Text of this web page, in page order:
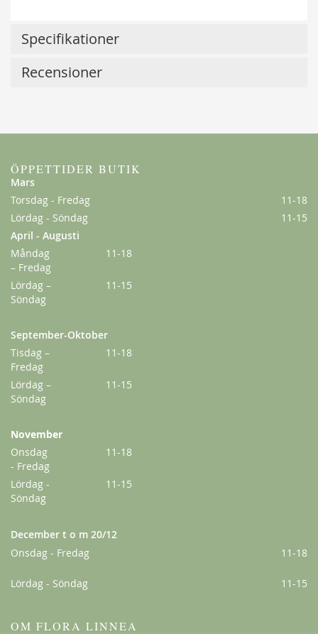
Lykkefund
229,00 kr
Från179,00 kr
Amadeus
229,00 kr
179,00 kr
Specifikationer
Recensioner
ÖPPETTIDER BUTIK
Mars
Torsdag - Fredag
11-18
Lördag - Söndag
11-15
April - Augusti
Måndag
– Fredag
11-18
Lördag –
Söndag
11-15
September-Oktober
Tisdag –
Fredag
11-18
Lördag –
Söndag
11-15
November
Onsdag
- Fredag
11-18
Lördag -
Söndag
11-15
December t o m 20/12
Onsdag - Fredag
11-18
Lördag - Söndag 11-15
OM FLORA LINNEA